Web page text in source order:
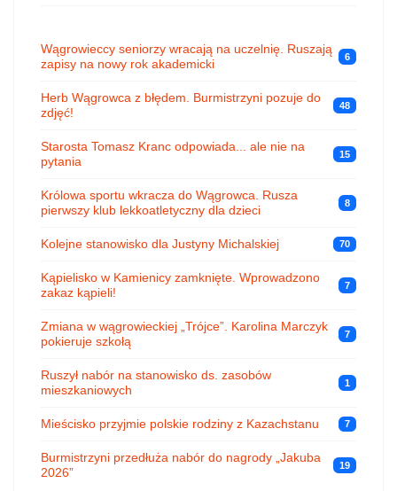
Wągrowieccy seniorzy wracają na uczelnię. Ruszają
zapisy na nowy rok akademicki
6
Herb Wągrowca z błędem. Burmistrzyni pozuje do
zdjęć!
48
Starosta Tomasz Kranc odpowiada... ale nie na
pytania
15
Królowa sportu wkracza do Wągrowca. Rusza
pierwszy klub lekkoatletyczny dla dzieci
8
Kolejne stanowisko dla Justyny Michalskiej 70
Kąpielisko w Kamienicy zamknięte. Wprowadzono
zakaz kąpieli!
7
Zmiana w wągrowieckiej „Trójce”. Karolina Marczyk
pokieruje szkołą
7
Ruszył nabór na stanowisko ds. zasobów
mieszkaniowych
1
Mieścisko przyjmie polskie rodziny z Kazachstanu 7
Burmistrzyni przedłuża nabór do nagrody „Jakuba
2026”
19